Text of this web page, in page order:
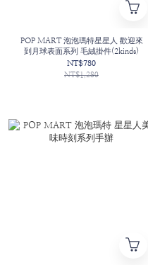
POP MART 泡泡瑪特星星人 歡迎來
到月球表面系列 毛絨掛件(2kinds)
NT$780
NT$1,280